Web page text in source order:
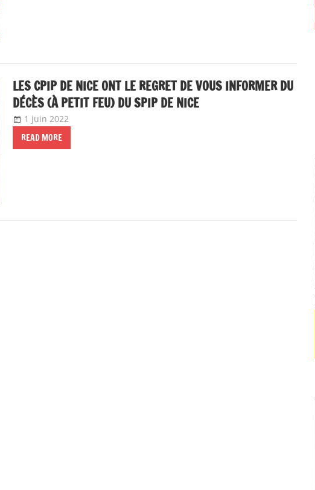
LES CPIP DE NICE ONT LE REGRET DE VOUS INFORMER DU
DÉCÈS (À PETIT FEU) DU SPIP DE NICE
1 juin 2022
READ MORE